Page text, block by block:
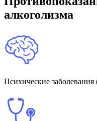
алкоголизма
Психические